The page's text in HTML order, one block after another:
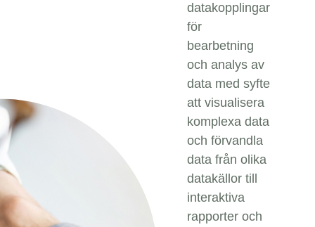
datakopplingar
för
bearbetning
och analys av
data med syfte
att visualisera
komplexa data
och förvandla
data från olika
datakällor till
interaktiva
rapporter och